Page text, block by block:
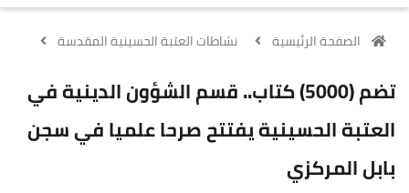
الصفحة الرئيسية نشاطات العتبة الحسينية المقدسة
تضم (5000) كتاب.. قسم الشؤون الدينية في
العتبة الحسينية يفتتح صرحا علميا في سجن
بابل المركزي